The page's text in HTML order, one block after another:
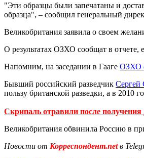
"Эти образцы были запечатаны и
образца", – сообщил генеральный
Великобритания заявила о своем
О результатах ОЗХО сообщат в отчете,
Напомним, на заседании в Гааге ОЗХО
Бывший российский разведчик Сергей
пользу британской разведки, а в
Скрипаль отравили после
Великобритания обвинила Россию в
Новости от Корреспондент.netв